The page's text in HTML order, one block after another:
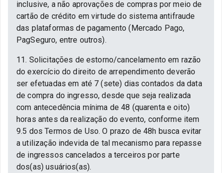
inclusive, a não aprovações de compras por meio de
cartão de crédito em virtude do sistema antifraude
das plataformas de pagamento (Mercado Pago,
PagSeguro, entre outros).
11. Solicitações de estorno/cancelamento em razão
do exercício do direito de arrependimento deverão
ser efetuadas em até 7 (sete) dias contados da data
de compra do ingresso, desde que seja realizada
com antecedência mínima de 48 (quarenta e oito)
horas antes da realização do evento, conforme item
9.5 dos Termos de Uso. O prazo de 48h busca evitar
a utilização indevida de tal mecanismo para repasse
de ingressos cancelados a terceiros por parte
dos(as) usuários(as).